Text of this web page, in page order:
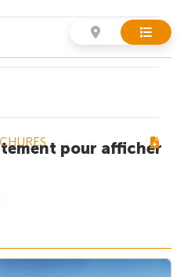
pour afficher